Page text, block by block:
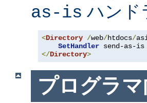
as-is ハンド
<Directory /web/htdocs/
SetHandler
</Directory>
プログラ